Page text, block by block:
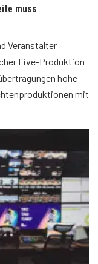
muss
Veranstalter
Live-Produktion
hohe
mit